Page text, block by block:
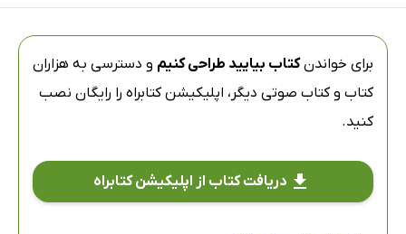
برای خواندنکتاب بیایید طراحی کنیم و دسترسی به هزاران
کتاب و کتاب صوتی دیگر، اپلیکیشن کتابراه را رایگان نصب
کنید.
دریافت کتاب از اپلیکیشن کتابراه